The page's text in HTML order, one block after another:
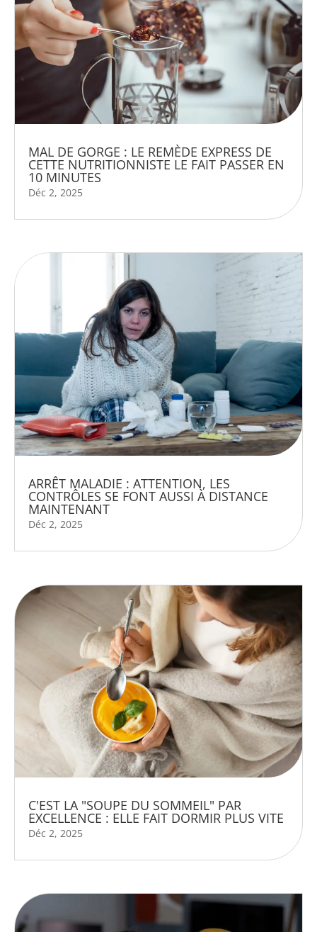
MAL DE GORGE : LE REMÈDE EXPRESS DE
CETTE NUTRITIONNISTE LE FAIT PASSER EN
10 MINUTES
Déc 2, 2025
ARRÊT MALADIE : ATTENTION, LES
CONTRÔLES SE FONT AUSSI À DISTANCE
MAINTENANT
Déc 2, 2025
C'EST LA "SOUPE DU SOMMEIL" PAR
EXCELLENCE : ELLE FAIT DORMIR PLUS VITE
Déc 2, 2025